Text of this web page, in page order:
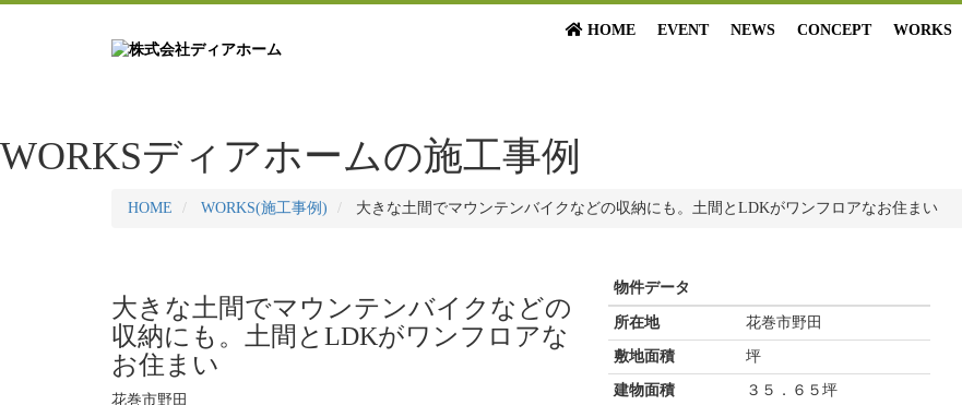
HOME EVENT NEWS CONCEPT WORKS
WORKSディアホームの施工事例
HOME WORKS(施工事例) 大きな土間でマウンテンバイクなどの収納にも。土間とLDKがワンフロアなお住まい
大きな土間でマウンテンバイクなどの
収納にも。土間とLDKがワンフロアな
お住まい
花巻市野田
物件データ
所在地 花巻市野田
敷地面積 坪
建物面積 ３５．６５坪